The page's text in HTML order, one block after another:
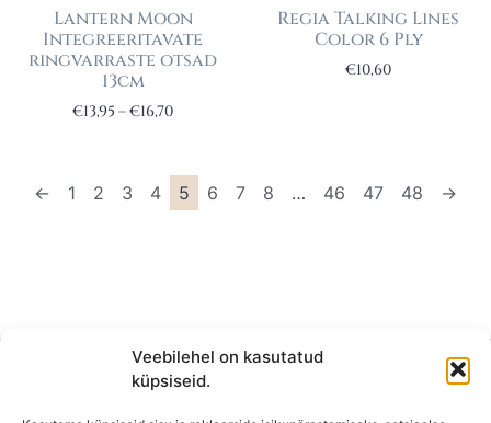
Veebilehel on kasutatud
küpsiseid.
Lantern Moon
Integreeritavate
ringvarraste otsad
13cm
€13,95 –€16,70
Regia Talking Lines
Color 6 Ply
€10,60
← 1 2 3 4 5 6 7 8 … 46 47 48 →